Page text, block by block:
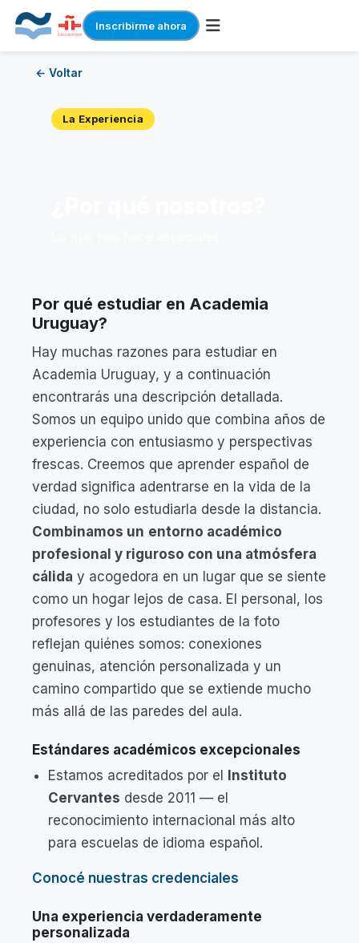
Inscribirme ahora
← Voltar
La Experiencia
Por qué estudiar en Academia
Uruguay?
Hay muchas razones para estudiar en
Academia Uruguay, y a continuación
encontrarás una descripción detallada.
Somos un equipo unido que combina años de
experiencia con entusiasmo y perspectivas
frescas. Creemos que aprender español de
verdad significa adentrarse en la vida de la
ciudad, no solo estudiarla desde la distancia.
Combinamos un entorno académico
profesional y riguroso con una atmósfera
cálida y acogedora en un lugar que se siente
como un hogar lejos de casa. El personal, los
profesores y los estudiantes de la foto
reflejan quiénes somos: conexiones
genuinas, atención personalizada y un
camino compartido que se extiende mucho
más allá de las paredes del aula.
Estándares académicos excepcionales
Estamos acreditados por el
Instituto
Cervantes desde 2011 — el
reconocimiento internacional más alto
para escuelas de idioma español.
Conocé nuestras credenciales
Una experiencia verdaderamente
personalizada